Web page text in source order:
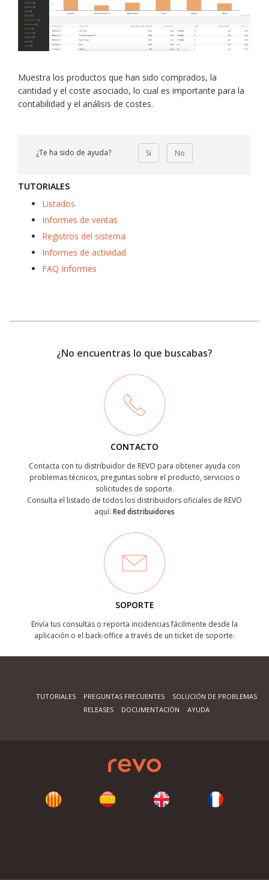
Muestra los productos que han sido comprados, la
cantidad y el coste asociado, lo cual es importante para la
contabilidad y el análisis de costes.
¿Te ha sido de ayuda? Si No
TUTORIALES
Listados
Informes de ventas
Registros del sistema
Informes de actividad
FAQ Informes
¿No encuentras lo que buscabas?
CONTACTO
Contacta con tu distribuidor de REVO para obtener ayuda con
problemas técnicos, preguntas sobre el producto, servicios o
solicitudes de soporte.
Consulta el listado de todos los distribuidors oficiales de REVO
aquí: Red distribuidores
SOPORTE
Envía tus consultas o reporta incidencias fácilmente desde la
aplicación o el back-office a través de un ticket de soporte.
TUTORIALES PREGUNTAS FRECUENTES
SOLUCIÓN DE PROBLEMAS
RELEASES
DOCUMENTACIÓN AYUDA